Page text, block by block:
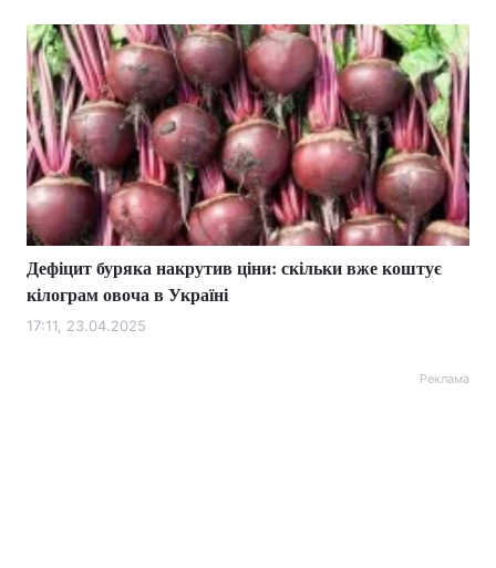
Дефіцит буряка накрутив ціни: скільки вже коштує
кілограм овоча в Україні
17:11, 23.04.2025
Реклама